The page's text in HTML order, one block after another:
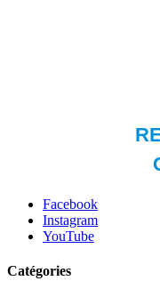
Facebook
Instagram
YouTube
Catégories